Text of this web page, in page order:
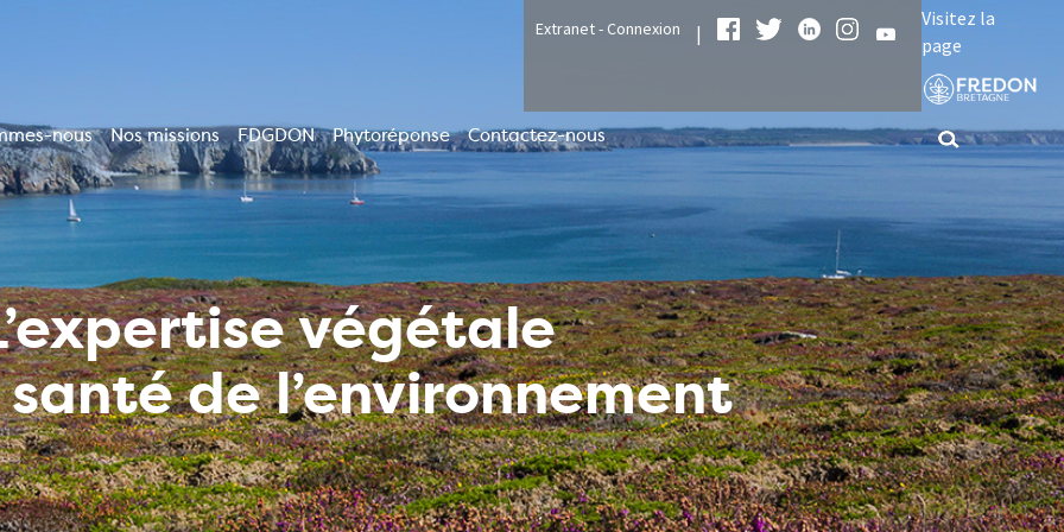
Extranet - Connexion |
Visitez la
page
nous Nos missions FDGDON Phytoréponse Contactez-nous
végétale
de l’environnement